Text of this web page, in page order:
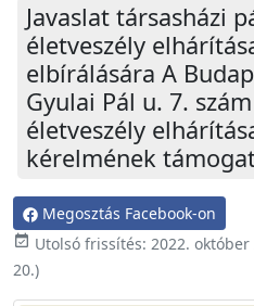
Javaslat társasházi
életveszély
elbírálására A
Gyulai Pál u. 7.
életveszély
kérelmének
Megosztás Facebook-on
event_available Utolsó frissítés: 2022. október
20.)